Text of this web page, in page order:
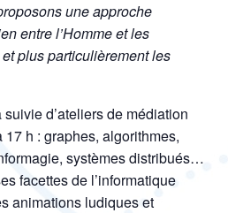
une approche
entre l’Homme et les
plus particulièrement les
d’ateliers de médiation
h : graphes, algorithmes,
systèmes distribués…
facettes de l’informatique
animations ludiques et